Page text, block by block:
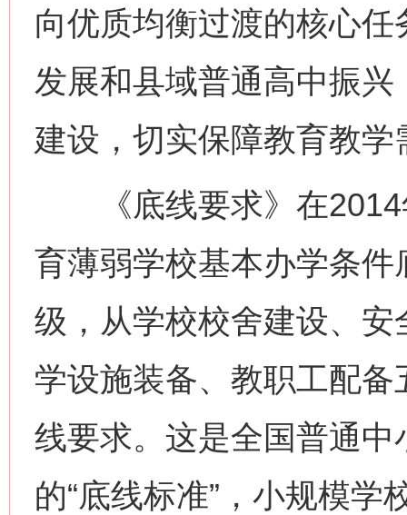
向优质均衡过渡的核心
发展和县域普通高中振
建设，切实保障教育教
《底线要求》在2014
育薄弱学校基本办学条
级，从学校校舍建设、
学设施装备、教职工配
线要求。这是全国普通
的“底线标准”，小规模